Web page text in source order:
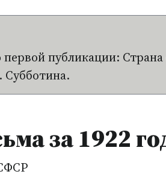
первой публикации:
Субботина.
за 1922